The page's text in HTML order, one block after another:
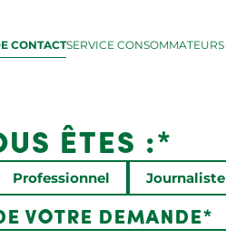
CONTACTSERVICE CONSOMMATEURS
ÊTES :*
Professionnel Journaliste
VOTRE DEMANDE*